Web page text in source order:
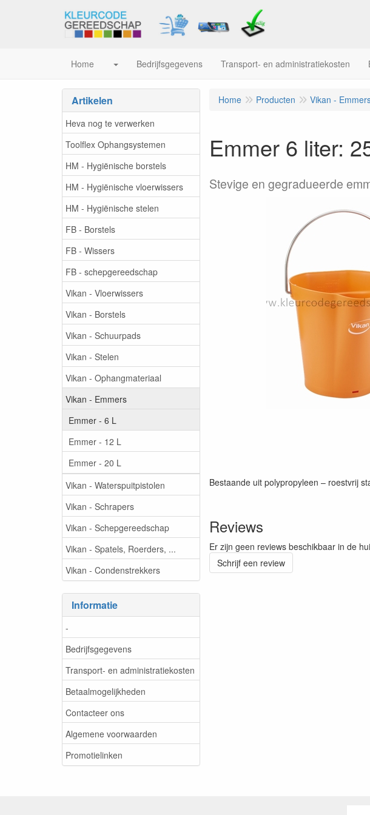
Home Bedrijfsgegevens Transport- en administratiekosten
Artikelen
Heva nog te verwerken
Toolflex Ophangsystemen
HM - Hygiënische borstels
HM - Hygiënische vloerwissers
HM - Hygiënische stelen
FB - Borstels
FB - Wissers
FB - schepgereedschap
Vikan - Vloerwissers
Vikan - Borstels
Vikan - Schuurpads
Vikan - Stelen
Vikan - Ophangmateriaal
Vikan - Emmers
Emmer - 6 L
Emmer - 12 L
Emmer - 20 L
Vikan - Waterspuitpistolen
Vikan - Schrapers
Vikan - Schepgereedschap
Vikan - Spatels, Roerders, ...
Vikan - Condenstrekkers
Informatie
-
Bedrijfsgegevens
Transport- en administratiekosten
Betaalmogelijkheden
Contacteer ons
Algemene voorwaarden
Promotielinken
Home Producten Vikan -
Emmer 6 liter:
Stevige en gegradueerde
Bestaande uit polypropyleen – roestvrij
Reviews
Er zijn geen reviews beschikbaar in de
Schrijf een review